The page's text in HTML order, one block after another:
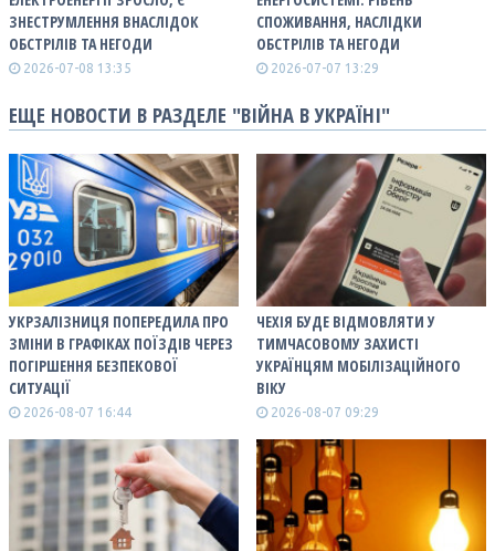
ЗНЕСТРУМЛЕННЯ ВНАСЛІДОК
ОБСТРІЛІВ ТА НЕГОДИ
2026-07-08 13:35
СПОЖИВАННЯ, НАСЛІДКИ
ОБСТРІЛІВ ТА НЕГОДИ
2026-07-07 13:29
ЕЩЕ НОВОСТИ В РАЗДЕЛЕ "ВІЙНА В УКРАЇНІ"
УКРЗАЛІЗНИЦЯ ПОПЕРЕДИЛА ПРО
ЗМІНИ В ГРАФІКАХ ПОЇЗДІВ ЧЕРЕЗ
ПОГІРШЕННЯ БЕЗПЕКОВОЇ
СИТУАЦІЇ
2026-08-07 16:44
ЧЕХІЯ БУДЕ ВІДМОВЛЯТИ У
ТИМЧАСОВОМУ ЗАХИСТІ
УКРАЇНЦЯМ МОБІЛІЗАЦІЙНОГО
ВІКУ
2026-08-07 09:29